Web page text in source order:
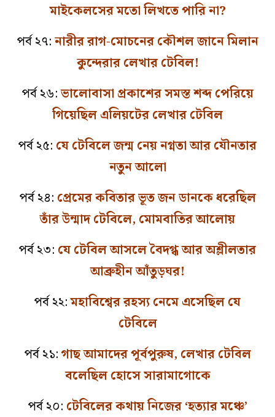
মাইকেলসের মতো লিখতে পারি না?
পর্ব ২৭:নারীর রাগ-মোচনের কৌশল জানে মিলান
কুন্দেরার লেখার টেবিল!
পর্ব ২৬:ভালোবাসা প্রকাশের সমস্ত শব্দ পেরিয়ে
গিয়েছিল এলিয়টের লেখার টেবিল
পর্ব ২৫: যে টেবিলে জন্ম নেয় নগ্নতা আর যৌনতার
নতুন আলো
পর্ব ২৪: প্রেমের কবিতার ভূত জন ডানকে ধরেছিল
তাঁর উন্মাদ টেবিলে, মোমবাতির আলোয়
পর্ব ২৩: যে টেবিল আসলে বৈদগ্ধ আর অশ্লীলতার
আব্রুহীন আঁতুড়ঘর!
পর্ব ২২:মহাবিশ্বের রহস্য নেমে এসেছিল যে
টেবিলে
পর্ব ২১:গাছ আমাদের পূর্বপুরুষ, লেখার টেবিল
বলেছিল হোসে সারামাগোকে
পর্ব ২০: টেবিলের কথায় নিজের ‘হত্যার মঞ্চে’